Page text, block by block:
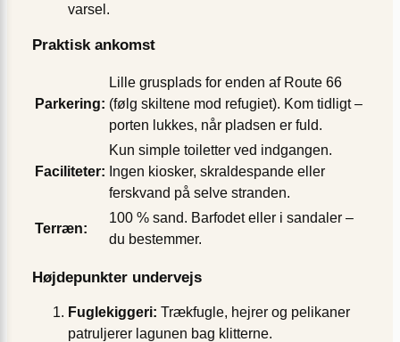
varsel.
Praktisk ankomst
Parkering:
Lille grusplads for enden af Route 66
(følg skiltene mod refugiet). Kom tidligt –
porten lukkes, når pladsen er fuld.
Faciliteter:
Kun simple toiletter ved indgangen.
Ingen kiosker, skraldespande eller
ferskvand på selve stranden.
Terræn:
100 % sand. Barfodet eller i sandaler –
du bestemmer.
Højdepunkter undervejs
Fuglekiggeri: Trækfugle, hejrer og pelikaner
patruljerer lagunen bag klitterne.